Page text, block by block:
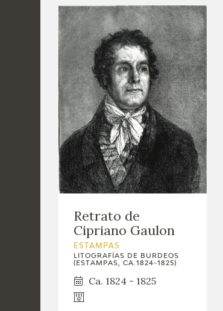
Retrato de
Cipriano Gaulon
ESTAMPAS
LITOGRAFÍAS DE BURDEOS
(ESTAMPAS, CA.1824-1825)
Ca. 1824 - 1825